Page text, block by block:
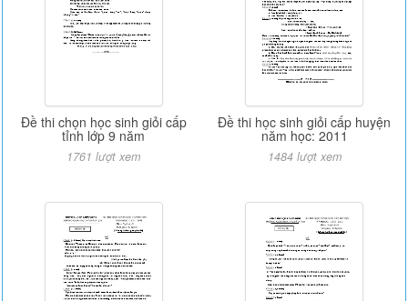
Đề thi chọn học sinh giỏi cấp
tỉnh lớp 9 năm
1761 lượt xem
Đề thi học sinh giỏi cấp huyện
năm học: 2011
1484 lượt xem